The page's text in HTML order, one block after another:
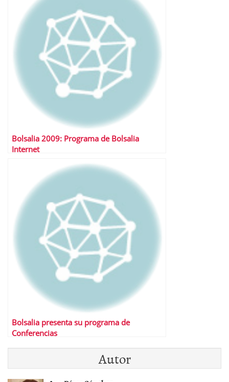
Bolsalia 2009: Programa de Bolsalia
Internet
Bolsalia presenta su programa de
Conferencias
Autor